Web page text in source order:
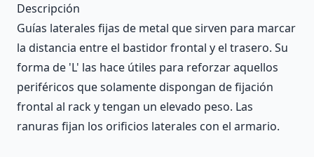
Descripción
Guías laterales fijas de metal que sirven para marcar
la distancia entre el bastidor frontal y el trasero. Su
forma de 'L' las hace útiles para reforzar aquellos
periféricos que solamente dispongan de fijación
frontal al rack y tengan un elevado peso. Las
ranuras fijan los orificios laterales con el armario.